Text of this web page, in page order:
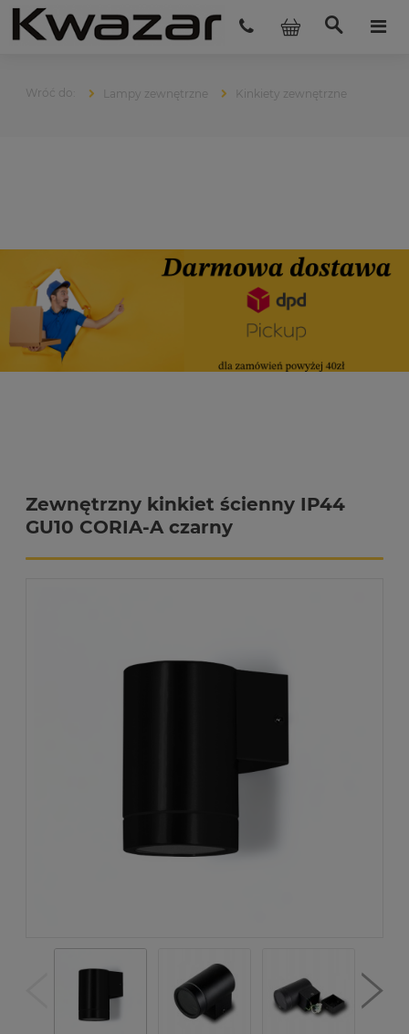
Lampy zewnętrzne Kinkiety zewnętrzne
Zewnętrzny kinkiet ścienny IP44
GU10 CORIA-A czarny